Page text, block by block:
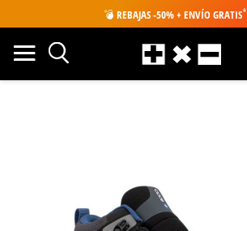
💣 REBAJAS -50% + ENVÍO GRATIS*